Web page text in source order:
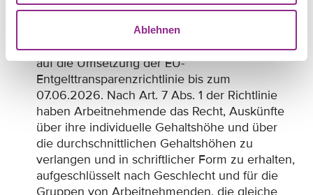
Ablehnen
Streitigkeiten zu reduzieren. Empfehlenswert
ist das Implementieren von transparenten
Gehaltsstrukturen, insbesondere im Hinblick
auf die Umsetzung der EU-
Entgelttransparenzrichtlinie bis zum
07.06.2026. Nach Art. 7 Abs. 1 der Richtlinie
haben Arbeitnehmende das Recht, Auskünfte
über ihre individuelle Gehaltshöhe und über
die durchschnittlichen Gehaltshöhen zu
verlangen und in schriftlicher Form zu erhalten,
aufgeschlüsselt nach Geschlecht und für die
Gruppen von Arbeitnehmenden, die gleiche